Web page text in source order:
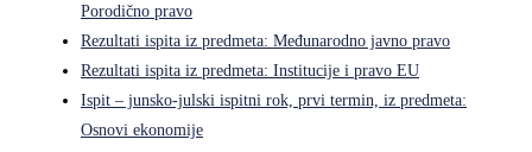
Porodično pravo
Rezultati ispita iz predmeta: Međunarodno javno pravo
Rezultati ispita iz predmeta: Institucije i pravo EU
Ispit – junsko-julski ispitni rok, prvi termin, iz predmeta:
Osnovi ekonomije